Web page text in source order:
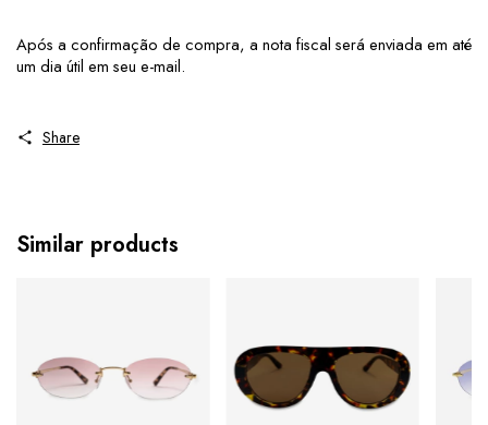
Após a confirmação de compra, a nota fiscal será enviada em até
um dia útil em seu e-mail.
Share
Similar products